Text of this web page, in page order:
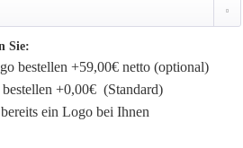
Sie:
bestellen +59,00€ netto (optional)
+0,00€ (Standard)
ein Logo bei Ihnen